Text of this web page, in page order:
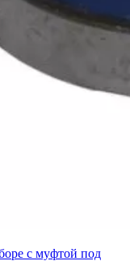
с муфтой под